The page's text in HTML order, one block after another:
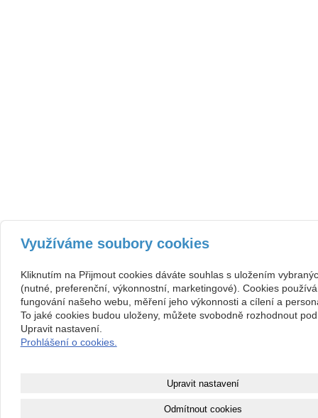
Využíváme soubory cookies
Kliknutím na Přijmout cookies dáváte souhlas s uložením
(nutné, preferenční, výkonnostní, marketingové). Cookies
fungování našeho webu, měření jeho výkonnosti a cílení a
To jaké cookies budou uloženy, můžete svobodně rozhodnout
Upravit nastavení.
Prohlášení o cookies.
Upravit nastavení
Odmítnout cookies